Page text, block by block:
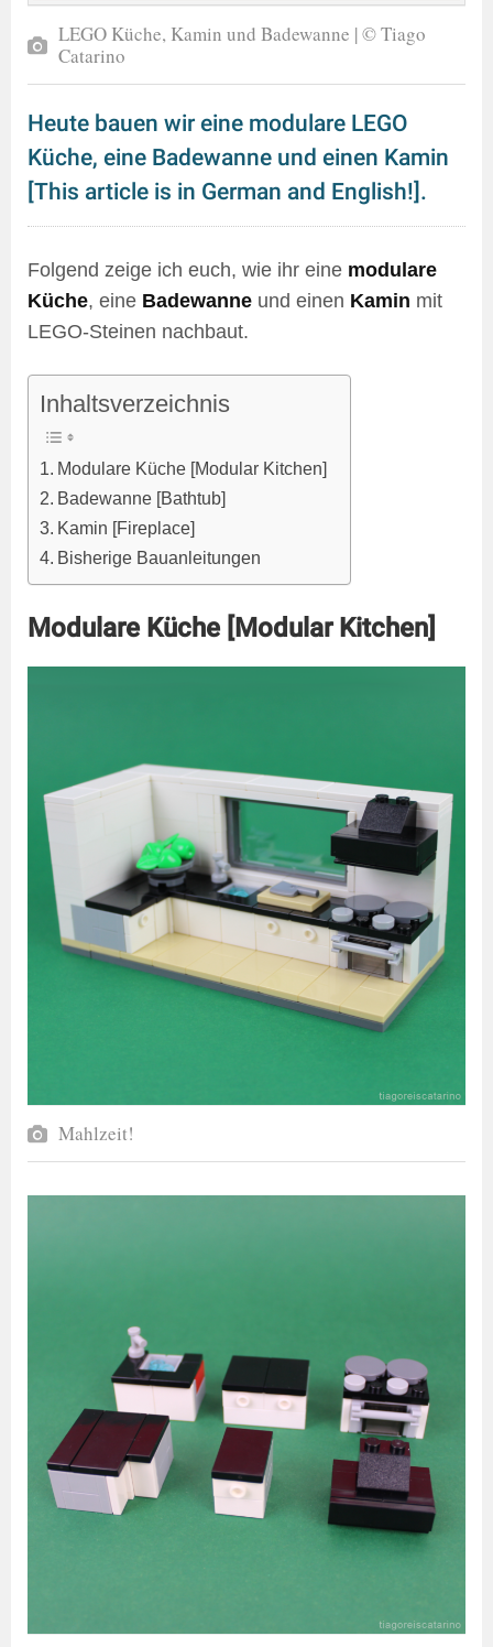
LEGO Küche, Kamin und Badewanne | © Tiago
Catarino
Heute bauen wir eine modulare LEGO
Küche, eine Badewanne und einen Kamin
[This article is in German and English!].
Folgend zeige ich euch, wie ihr eine modulare
Küche, eine Badewanne und einen Kamin mit
LEGO-Steinen nachbaut.
Inhaltsverzeichnis
Modulare Küche [Modular Kitchen]
Badewanne [Bathtub]
Kamin [Fireplace]
Bisherige Bauanleitungen
Modulare Küche [Modular Kitchen]
Mahlzeit!